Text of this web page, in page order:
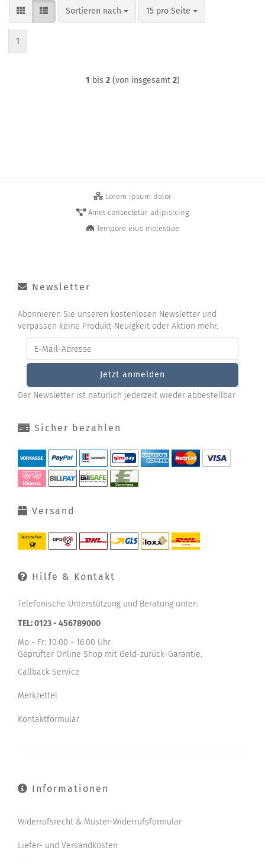
Sortieren nach
Sortieren nach 15 pro Seite
pro Seite
1
1 bis 2(von insgesamt 2)
Lorem ipsum dolor
Amet consectetur adipisicing
Tempore eius molestiae
Newsletter
Abonnieren Sie unseren kostenlosen Newsletter und
verpassen keine Produkt-Neuigkeit oder Aktion mehr.
Der Newsletter ist natürlich jederzeit wieder abbestellbar
Sicher bezahlen
Versand
Hilfe & Kontakt
Telefonische Unterstützung und Beratung unter:
TEL: 0123 - 456789000
Mo - Fr: 10:00 - 16:00 Uhr
Geprüfter Online Shop mit Geld-zurück-Garantie.
Callback Service
Merkzettel
Kontaktformular
Informationen
Widerrufsrecht & Muster-Widerrufsformular
Liefer- und Versandkosten